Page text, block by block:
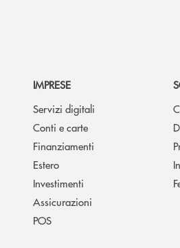
IMPRESE
Servizi digitali
Conti e carte
Finanziamenti
Estero
Investimenti
Assicurazioni
POS